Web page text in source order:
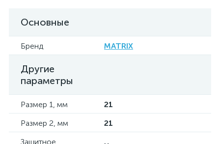
Основные
Бренд MATRIX
Другие
параметры
Размер 1, мм
21
Размер 2, мм
21
Защитное